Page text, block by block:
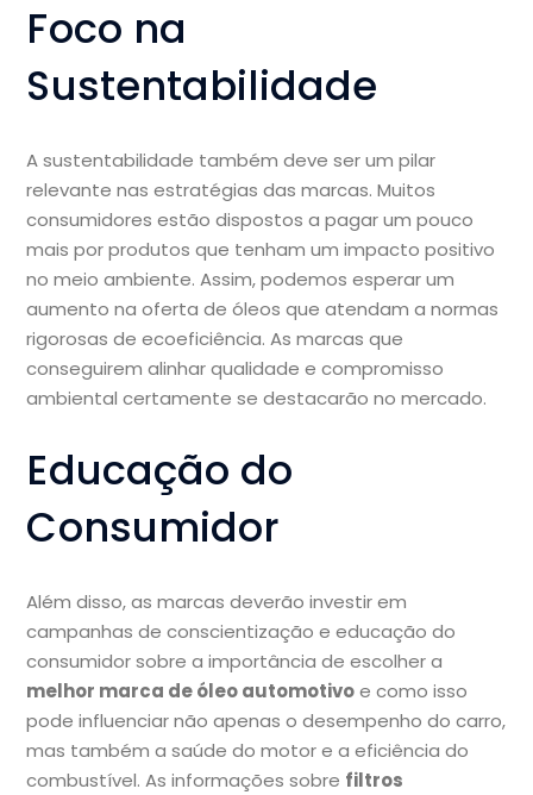
Foco na
Sustentabilidade
A sustentabilidade também deve ser um pilar
relevante nas estratégias das marcas. Muitos
consumidores estão dispostos a pagar um pouco
mais por produtos que tenham um impacto positivo
no meio ambiente. Assim, podemos esperar um
aumento na oferta de óleos que atendam a normas
rigorosas de ecoeficiência. As marcas que
conseguirem alinhar qualidade e compromisso
ambiental certamente se destacarão no mercado.
Educação do
Consumidor
Além disso, as marcas deverão investir em
campanhas de conscientização e educação do
consumidor sobre a importância de escolher a
melhor marca de óleo automotivoe como isso
pode influenciar não apenas o desempenho do carro,
mas também a saúde do motor e a eficiência do
combustível. As informações sobre filtros